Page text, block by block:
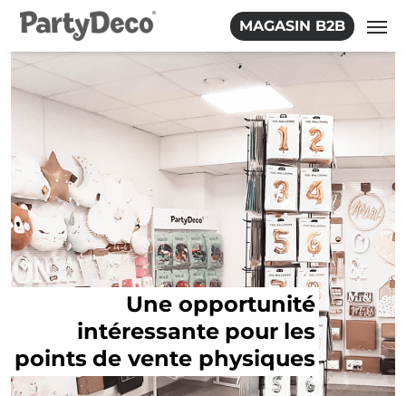
Skip
the
content
MAGASIN B2B
Une opportunité
intéressante pour les
points de vente physiques